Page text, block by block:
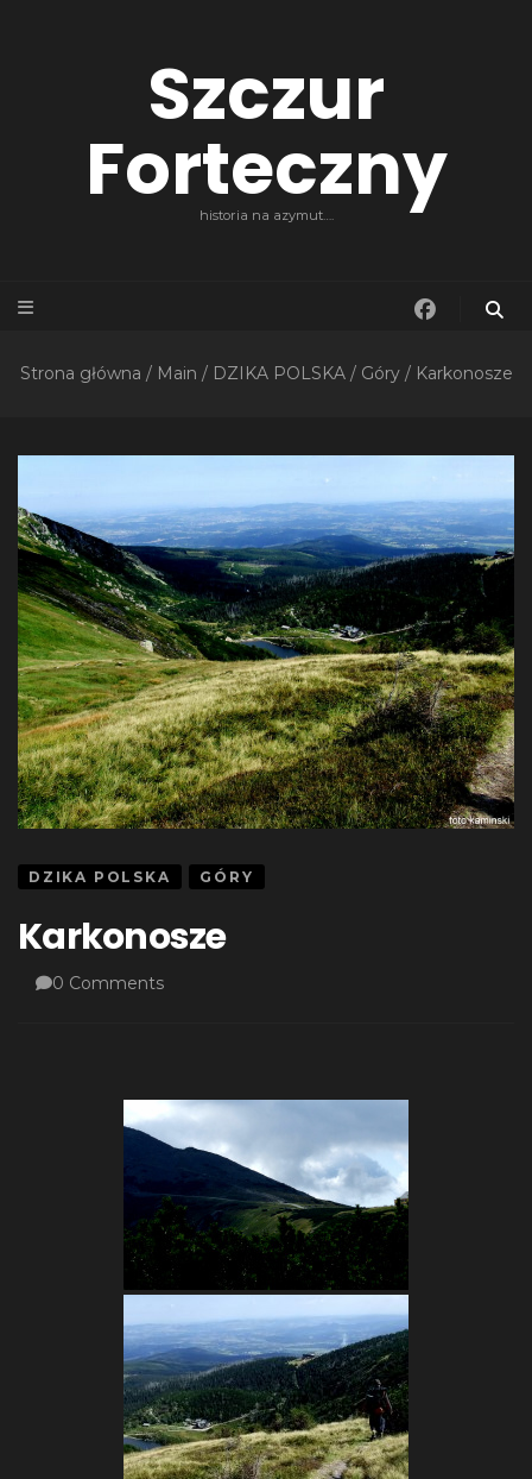
Szczur
Forteczny
historia na azymut….
Strona główna / Main / DZIKA POLSKA / Góry / Karkonosze
DZIKA POLSKA GÓRY
Karkonosze
0 Comments